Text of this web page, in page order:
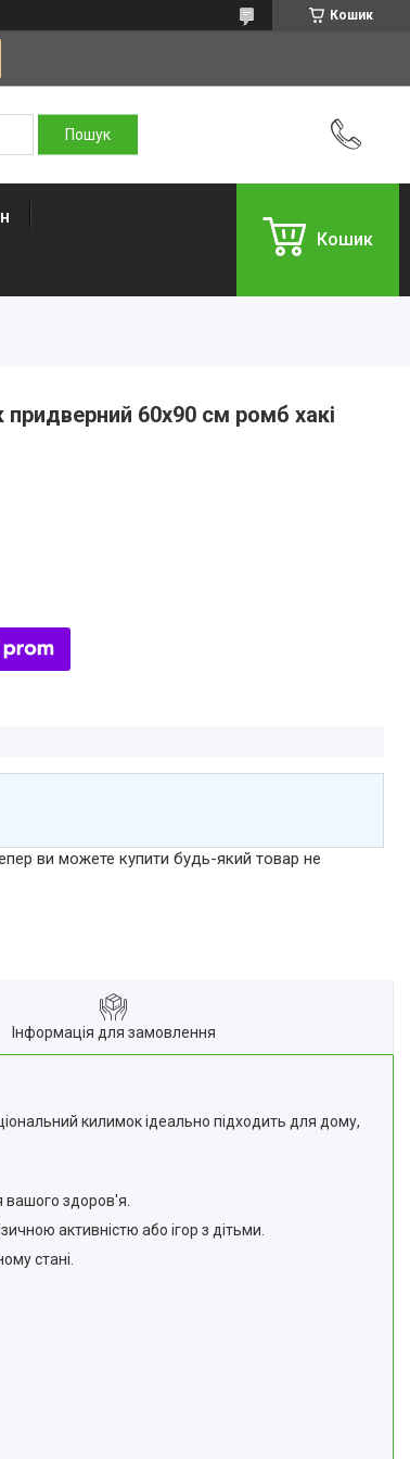
Кошик
Кошик
60x90 см ромб хакі
ви можете купити будь-який товар не
Інформація для замовлення
килимок ідеально підходить для дому,
вашого здоров'я.
активністю або ігор з дітьми.
стані.